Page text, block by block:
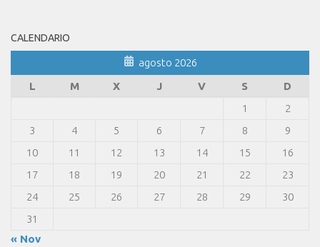
CALENDARIO
agosto 2026
L
M X J V S
D
1
2
3
4 5 6 7 8
9
10
11 12 13 14 15
16
17
18 19 20 21 22
23
24
25 26 27 28 29
30
31
« Nov